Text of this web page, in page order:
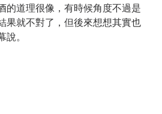
的道理很像，有時候角度不過是
果就不對了，但後來想想其實也
。